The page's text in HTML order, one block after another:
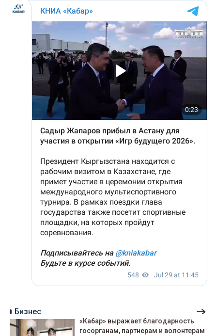
Бизнес
«Кабар» выражает благодарность
госорганам, партнерам и волонтерам